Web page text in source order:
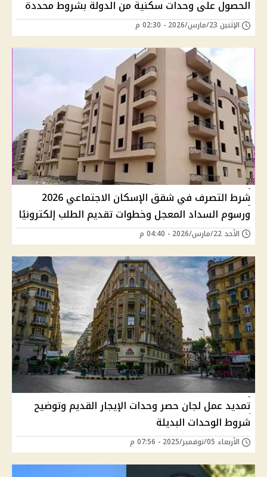
الحصول على وحدات سكنية من الدولة بشروط محددة
الإثنين 23/مارس/2026 - 02:30 م
شرط التصرف في شقق الإسكان الاجتماعي 2026
ورسوم السداد المعجل وخطوات تقديم الطلب إلكترونيًا
الأحد 22/مارس/2026 - 04:40 م
تمديد عمل لجان حصر وحدات الإيجار القديم وتوضيح
شروط الوحدات البديلة
الأربعاء 05/نوفمبر/2025 - 07:56 م